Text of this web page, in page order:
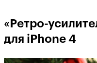
«Ретро-
для iPhone 4